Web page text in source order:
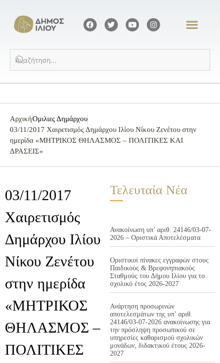
ΑρχικήΟμιλιες Δημάρχου
03/11/2017 Χαιρετισμός Δημάρχου Ιλίου Νίκου Ζενέτου στην
ημερίδα «ΜΗΤΡΙΚΟΣ ΘΗΛΑΣΜΟΣ – ΠΟΛΙΤΙΚΕΣ ΚΑΙ
ΔΡΑΣΕΙΣ»
03/11/2017
Χαιρετισμός
Δημάρχου Ιλίου
Νίκου Ζενέτου
στην ημερίδα
«ΜΗΤΡΙΚΟΣ
ΘΗΛΑΣΜΟΣ –
ΠΟΛΙΤΙΚΕΣ
Τελευταία Νέα
Ανακοίνωση υπ’ αριθ. 24146/03-07-
2026 – Οριστικά Αποτελέσματα
Οριστικοί πίνακες εγγραφών στους
Παιδικούς & Βρεφονηπιακούς
Σταθμούς του Δήμου Ιλίου για το
σχολικό έτος 2026-2027
Ανάρτηση προσωρινών
αποτελεσμάτων της υπ’ αριθ.
24146/03-07-2026 ανακοίνωσης για
την πρόσληψη προσωπικού σε
υπηρεσίες καθαρισμού σχολικών
μονάδων, διδακτικού έτους 2026-
2027